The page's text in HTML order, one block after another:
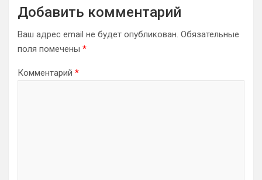
Добавить комментарий
Ваш адрес email не будет опубликован. Обязательные
поля помечены *
Комментарий *